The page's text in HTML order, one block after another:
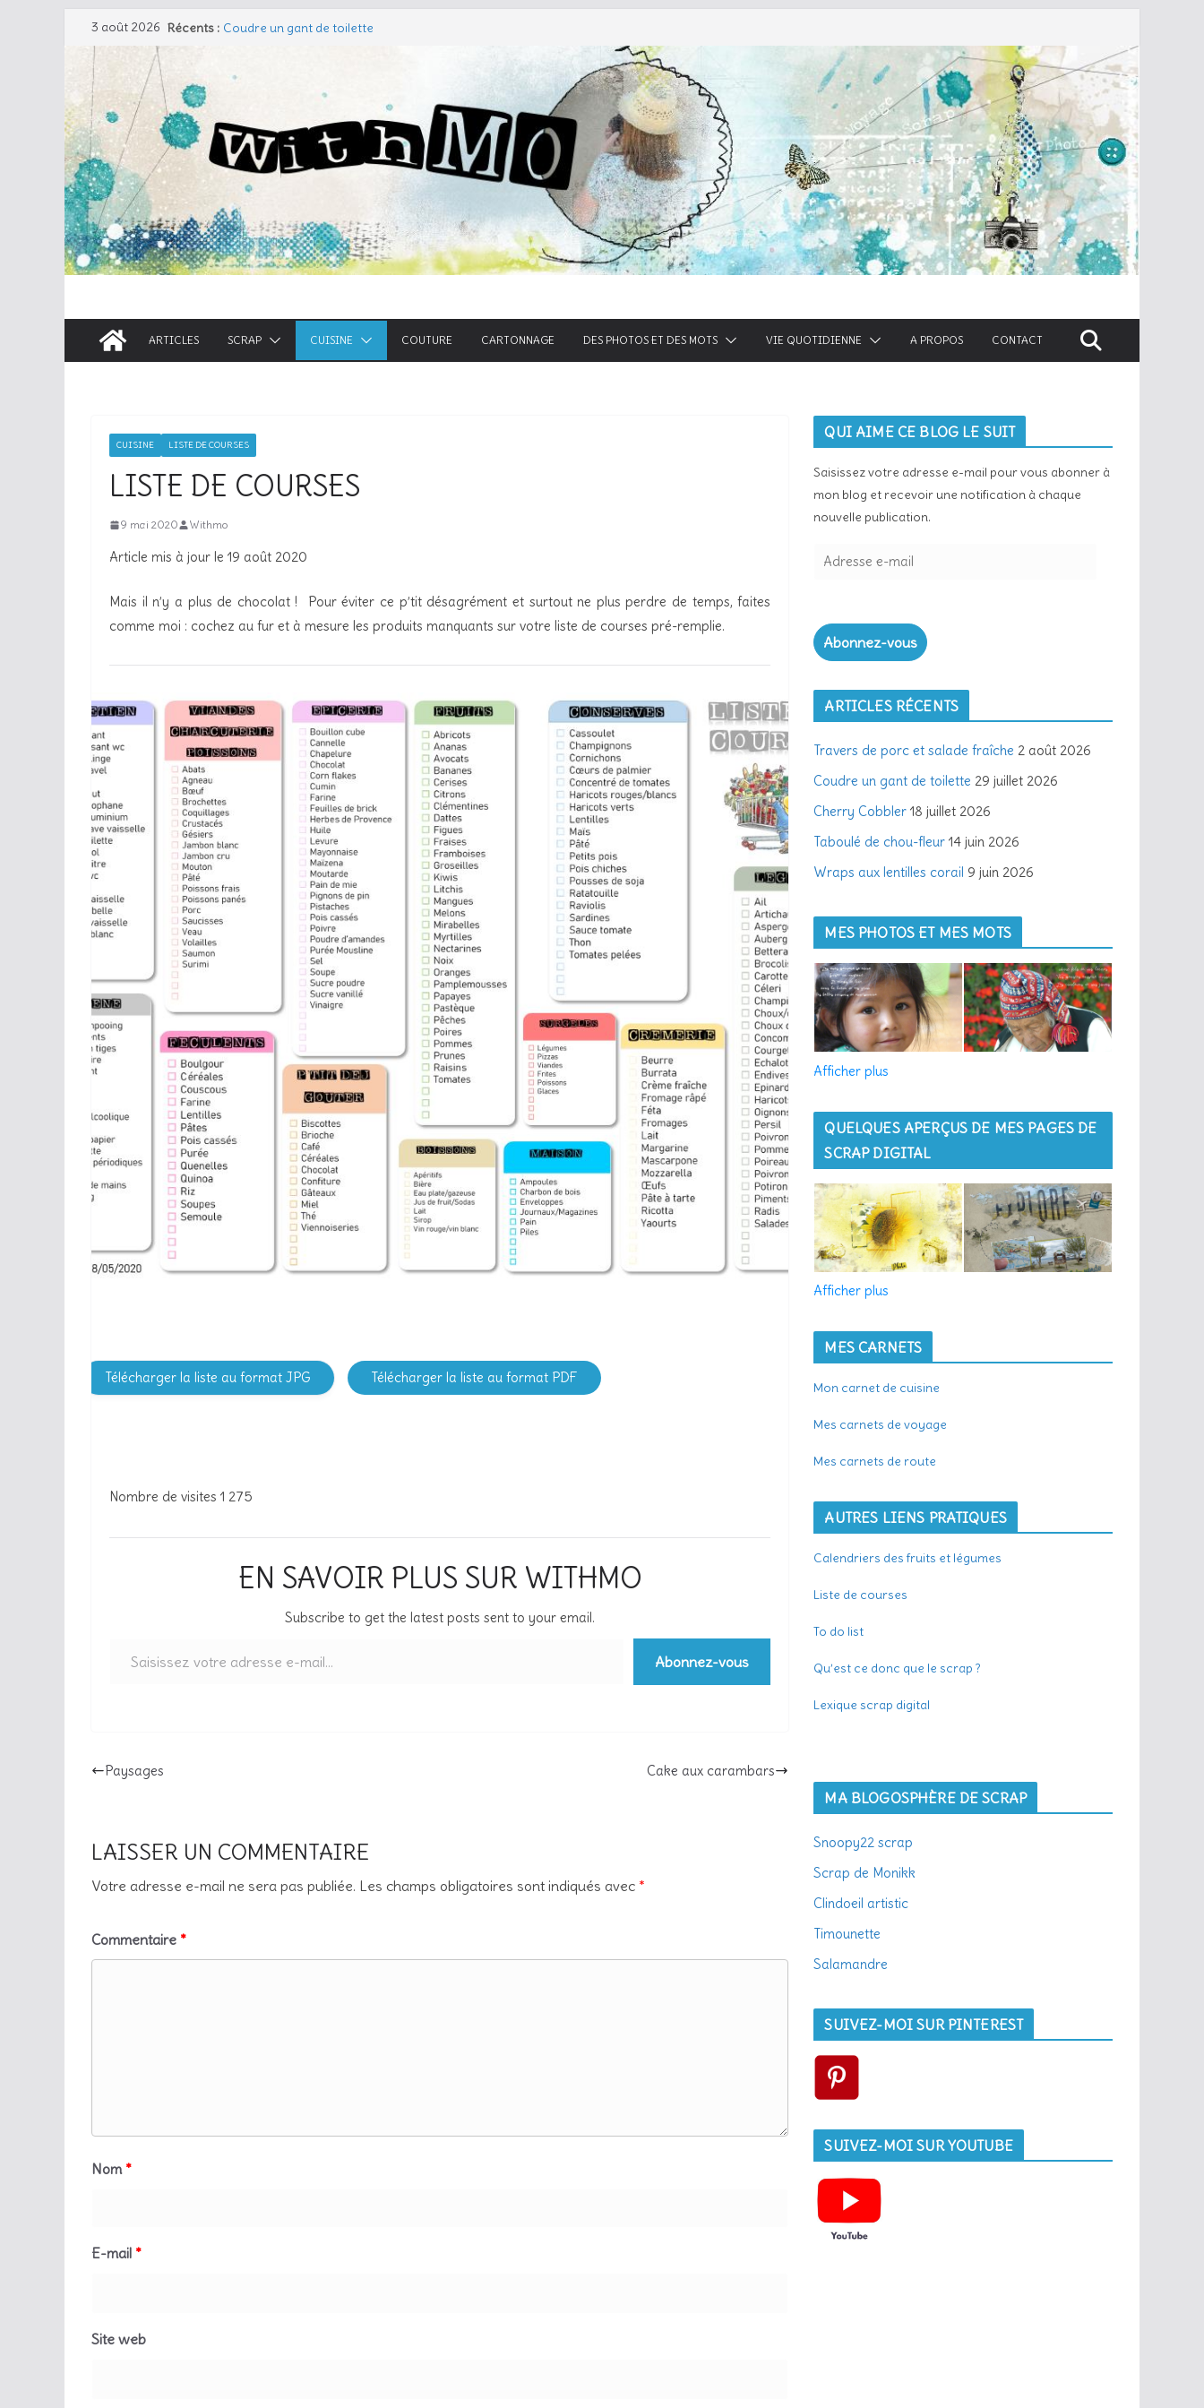
Passer
contenu
3 août 2026 Récents : Coudre un gant de toilette
Wraps aux lentilles corail
ARTICLES SCRAP CUISINE COUTURE CARTONNAGE DES PHOTOS ET DES MOTS VIE QUOTIDIENNE A PROPOS CONTACT
CUISINE LISTE DE COURSES
LISTE DE COURSES
9 mai 2020 Withmo
Article mis à jour le 19 août 2020
Mais il n’y a plus de chocolat ! Pour éviter ce p’tit désagrément et surtout ne plus perdre de temps, faites
comme moi : cochez au fur et à mesure les produits manquants sur votre liste de courses pré-remplie.
Télécharger la liste au format JPG Télécharger la liste au format PDF
Nombre de visites 1 275
EN SAVOIR PLUS SUR WITHMO
Subscribe to get the latest posts sent to your email.
Abonnez-vous
Paysages Cake aux carambars
LAISSER UN COMMENTAIRE
Votre adresse e-mail ne sera pas publiée. Les champs obligatoires sont indiqués avec *
Commentaire *
Nom *
E-mail *
Site web
QUI AIME CE BLOG LE SUIT
Saisissez votre adresse e-mail pour vous abonner à
mon blog et recevoir une notification à chaque
nouvelle publication.
s
e
m
a
Abonnez-vous
ARTICLES RÉCENTS
Travers de porc et salade fraîche 2 août 2026
Coudre un gant de toilette 29 juillet 2026
Cherry Cobbler 18 juillet 2026
Taboulé de chou-fleur 14 juin 2026
Wraps aux lentilles corail 9 juin 2026
MES PHOTOS ET MES MOTS
Afficher plus
QUELQUES APERÇUS DE MES PAGES DE
SCRAP DIGITAL
Afficher plus
MES CARNETS
Mon carnet de cuisine
Mes carnets de voyage
Mes carnets de route
AUTRES LIENS PRATIQUES
Calendriers des fruits et légumes
Liste de courses
To do list
Qu’est ce donc que le scrap ?
Lexique scrap digital
MA BLOGOSPHÈRE DE SCRAP
Snoopy22 scrap
Scrap de Monikk
Clindoeil artistic
Timounette
Salamandre
SUIVEZ-MOI SUR PINTEREST
SUIVEZ-MOI SUR YOUTUBE